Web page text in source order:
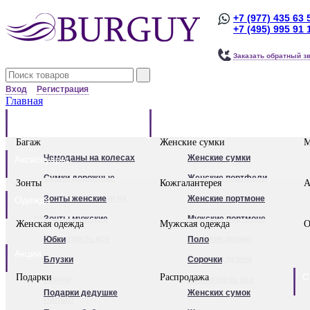
+7 (977) 435 63
+7 (495) 995 91
Заказать обратный
Вход Регистрация
Главная
Багаж
Чемоданы на колесах
Сумки дорожные
Сумки дорожные на
колесах.
Сумки - тележки
хозяйственные
Бьюти - кейсы
Кейс-пилоты
Женские сумки
Женские сумки
Женские портфели
Клатчи
Женские рюкзаки
Посмотреть все
Аксессуары
Зонты
Зонты женские
Зонты мужские
Посмотреть все
Кожгалантерея
Женские портмоне
Мужские портмоне
Женские ремни
Мужские ремни
Обложки для
автодокументов
Одежда
Женская одежда
Юбки
Блузки
Брюки
Пальто
Мужская одежда
Поло
Сорочки
Посмотреть все
Подарки
Подарки дедушке
Распродажа
Женских сумок